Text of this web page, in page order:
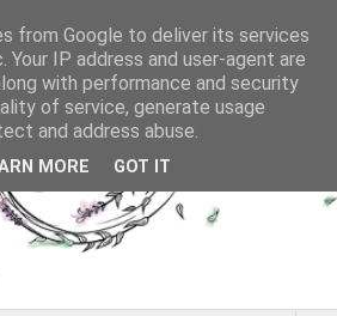
from Google to deliver its services
Your IP address and user-agent are
with performance and security
of service, generate usage
and address abuse.
MORE GOT IT